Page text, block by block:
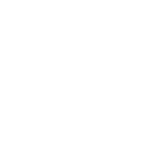
a pedir que população busque